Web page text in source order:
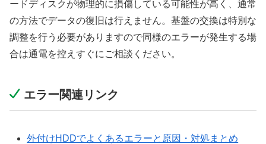
ードディスクが物理的に損傷している可能性が高く、通常
の方法でデータの復旧は行えません。基盤の交換は特別な
調整を行う必要がありますので同様のエラーが発生する場
合は通電を控えすぐにご相談ください。
エラー関連リンク
外付けHDDでよくあるエラーと原因・対処まとめ